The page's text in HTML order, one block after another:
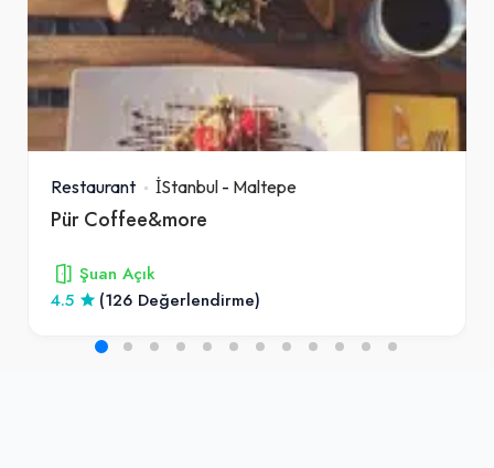
Restaurant İStanbul - Maltepe
Pür Coffee&more
Şuan Açık
4.5
(126 Değerlendirme)